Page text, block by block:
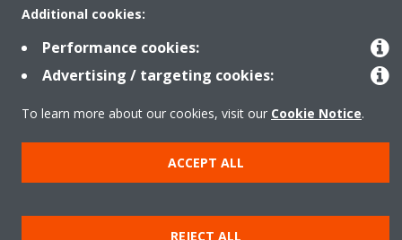
Njoftim ligjor
Njoftim për kukit
Politika e privatësisë së të dhënave
Etika Korporative Data Act
Additional cookies:
Performance cookies:
Advertising / targeting cookies:
To learn more about our cookies, visit our Cookie Notice.
ACCEPT ALL
REJECT ALL